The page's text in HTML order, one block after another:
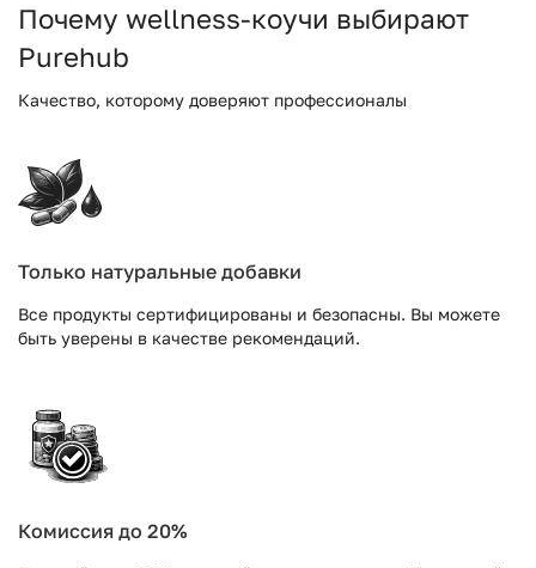
Почему wellness-коучи выбирают
Purehub
Качество, которому доверяют профессионалы
Только натуральные добавки
Все продукты сертифицированы и безопасны. Вы можете
быть уверены в качестве рекомендаций.
Комиссия до 20%